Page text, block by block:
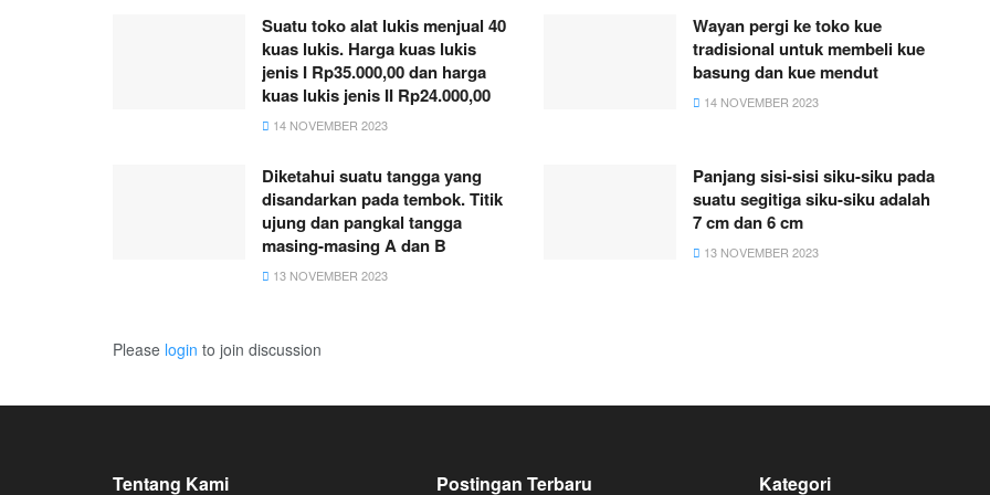
Suatu toko alat lukis menjual 40
kuas lukis. Harga kuas lukis
jenis I Rp35.000,00 dan harga
kuas lukis jenis II Rp24.000,00
14 NOVEMBER 2023
Wayan pergi ke toko kue
tradisional untuk membeli kue
basung dan kue mendut
14 NOVEMBER 2023
Diketahui suatu tangga yang
disandarkan pada tembok. Titik
ujung dan pangkal tangga
masing-masing A dan B
13 NOVEMBER 2023
Panjang sisi-sisi siku-siku pada
suatu segitiga siku-siku adalah
7 cm dan 6 cm
13 NOVEMBER 2023
Please login to join discussion
Tentang Kami Postingan Terbaru Kategori